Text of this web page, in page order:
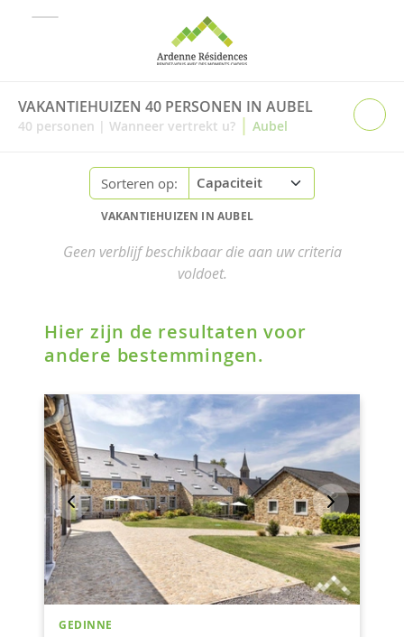
VAKANTIEHUIZEN 40 PERSONEN IN AUBEL
40 personen | Wanneer vertrekt u? | Aubel
Sorteren op:
VAKANTIEHUIZEN IN AUBEL
Geen verblijf beschikbaar die aan uw criteria
voldoet.
Hier zijn de resultaten voor
andere bestemmingen.